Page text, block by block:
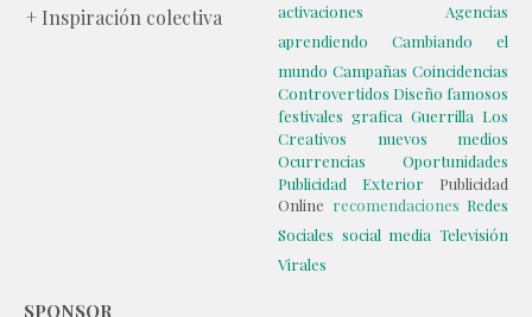
+ Inspiración colectiva activaciones
Agencias
aprendiendo
Cambiando el
mundo Campañas Coincidencias
Controvertidos Diseño famosos
festivales grafica Guerrilla Los
Creativos
nuevos medios
Ocurrencias
Oportunidades
Publicidad Exterior
Publicidad
Online recomendaciones Redes
Sociales social media Televisión
Virales
SPONSOR